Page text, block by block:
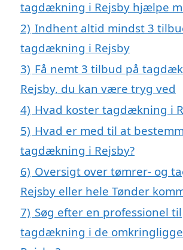
tagdækning i Rejsby hjælpe
2) Indhent altid mindst 3
tagdækning i Rejsby
3) Få nemt 3 tilbud på
Rejsby, du kan være tryg ved
4) Hvad koster tagdækning i
5) Hvad er med til at
tagdækning i Rejsby?
6) Oversigt over tømrer- og
Rejsby eller hele Tønder
7) Søg efter en professionel til
tagdækning i de